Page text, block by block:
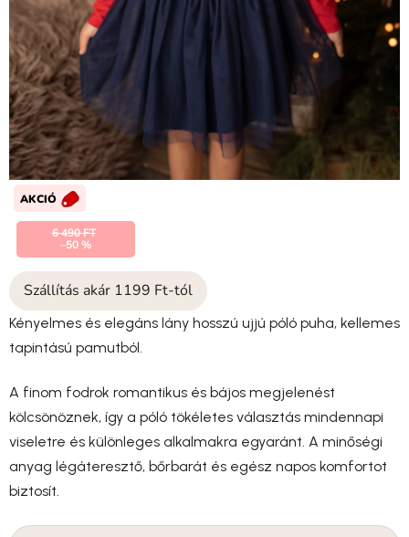
Szállítás akár 1199 Ft-tól
Kényelmes és elegáns lány hosszú ujjú póló puha, kellemes
tapintású pamutból.
A finom fodrok romantikus és bájos megjelenést
kölcsönöznek, így a póló tökéletes választás mindennapi
viseletre és különleges alkalmakra egyaránt. A minőségi
anyag légáteresztő, bőrbarát és egész napos komfortot
biztosít.
AKCIÓ
6 490 FT
–50 %